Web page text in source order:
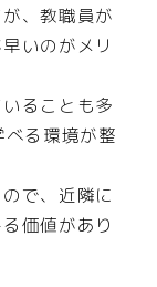
、教職員が
いのがメリ
ることも多
る環境が整
で、近隣に
価値があり